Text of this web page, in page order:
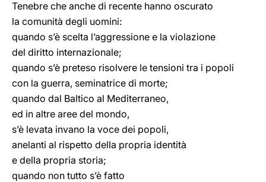
Tenebre che anche di recente hanno oscurato
la comunità degli uomini:
quando s’è scelta l’aggressione e la violazione
del diritto internazionale;
quando s’è preteso risolvere le tensioni tra i popoli
con la guerra, seminatrice di morte;
quando dal Baltico al Mediterraneo,
ed in altre aree del mondo,
s’è levata invano la voce dei popoli,
anelanti al rispetto della propria identità
e della propria storia;
quando non tutto s’è fatto